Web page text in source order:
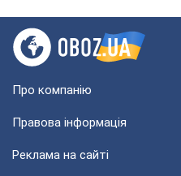
Про компанію
Правова інформація
Реклама на сайті